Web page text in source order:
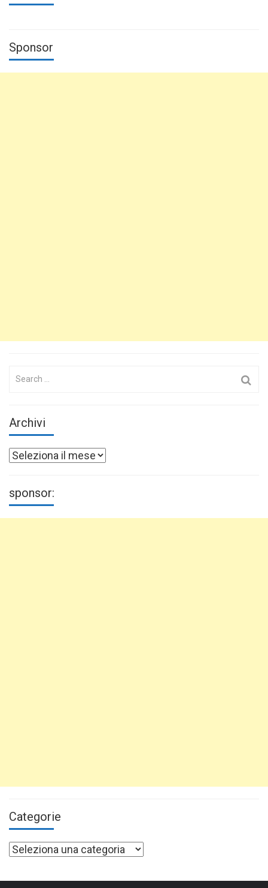
Sponsor
Search
Archivi
Archivi
sponsor:
Categorie
Categorie